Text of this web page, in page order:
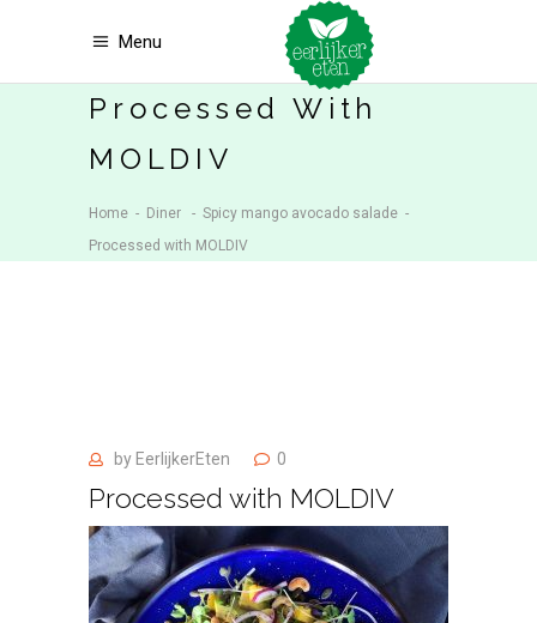
Menu
Processed With
MOLDIV
Home - Diner - Spicy mango avocado salade -
Processed with MOLDIV
by EerlijkerEten 0
Processed with MOLDIV